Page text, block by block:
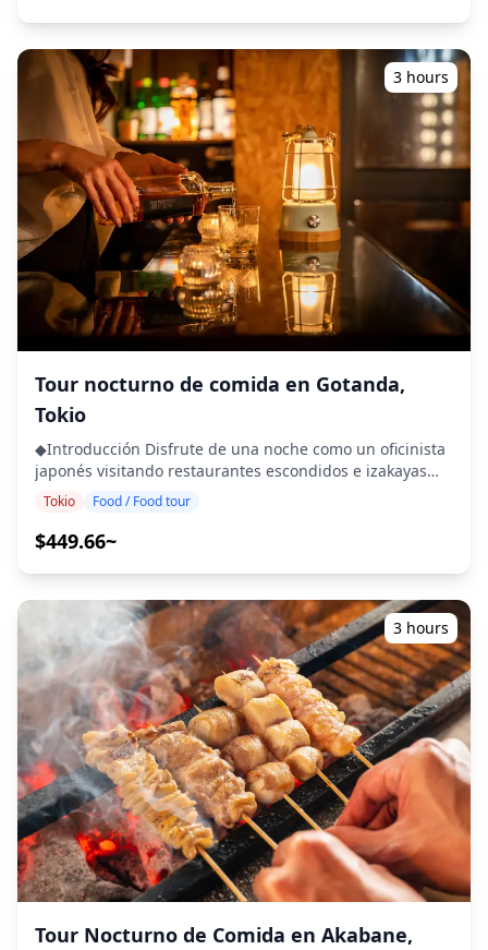
accesibles para sillas de ruedas y cochecitos disponibles
- Perfecto para viajeros solos, parejas, familias o grupos
**Información importante:** - La llegada tardía puede
reducir el tiempo de rodaje y la cantidad de entrega de
fotos - Los huéspedes cubren las tarifas de entrada para
los lugares de pago elegidos como lugares de fotografía
- Fotos entregadas dentro de una semana de la sesión -
Opción de reservar ahora y pagar después disponible
con cancelación gratuita hasta 24 horas antes
¡Permítanos capturar sus recuerdos de Tokio con la
comodidad del transporte guiado y la experiencia
fotográfica profesional! ![]
(https://assets.hldycdn.com/experiences/
![]
(https://assets.hldycdn.com/experiences/
![]
(https://assets.hldycdn.com/experiences/
![]
(https://assets.hldycdn.com/experiences/
![]
(https://assets.hldycdn.com/experiences/
![]
(https://assets.hldycdn.com/experiences/
![]
![]
(https://assets.hldycdn.com/experiences/
(https://assets.hldycdn.com/experiences/
(https://assets.hldycdn.com/experiences/
lugares ideales tanto para video como para fotografía.
(¡Por favor, comparte tu ubicación preferida al hacer la
reserva!) Nuestras sesiones de grabación de video están
disponibles en cualquier lugar de Tokio y se pueden
reservar con hasta 3 días de anticipación. Nos
encargaremos de que un profesional que hable inglés,
chino o coreano garantice una comunicación fluida y
una experiencia cómoda. El paquete incluye un video de
3 a 5 minutos editado profesionalmente y
aproximadamente 50 archivos de fotos originales, todo
entregado en un plazo de 2 semanas. El video se editará
para que coincida con el estilo y el ambiente que
desees. ¡Permítenos ayudarte a preservar tus recuerdos
en Tokio con nuestros servicios dedicados de video y
fotografía! ◆ Información importante: ・Si llegas tarde a
la hora de encuentro programada, la duración de la
sesión y la cantidad de materiales entregados pueden
reducirse. ・Si se pronostica lluvia para el lugar de la
sesión 3 días antes de la fecha programada o si llueve
inesperadamente el día de la sesión, hay tres opciones
disponibles: (1) reprogramar la fecha y la hora, (2)
cambiar la ubicación o (3) cancelar la sesión. ![]
(https://assets.hldycdn.com/experiences/
![]
(https://assets.hldycdn.com/experiences/
![]
(https://assets.hldycdn.com/experiences/
(https://assets.hldycdn.com/experiences/
![]
(https://assets.hldycdn.com/experiences/
(https://assets.hldycdn.com/experiences/
![]
(https://assets.hldycdn.com/experiences/
![]
(https://assets.hldycdn.com/experiences/
![]
(https://assets.hldycdn.com/experiences/
3 hours
Tour nocturno de comida en Gotanda,
Tokio
◆Introducción Disfrute de una noche como un oficinista
japonés visitando restaurantes escondidos e izakayas
informales en el área de Gotanda en Tokio. Afloje su
es común disfrutar de comidas, bebidas y socializar. ¿Por
los amados platos japoneses como "okonomiyaki"
(panqueque salado), "hot pot", "sashimi" y "taiyaki"
(pastelería con forma de pez) con una cerveza fría?
Explore gemas locales ocultas y lugares históricos en
Gotanda mientras experimenta la atmósfera única de
esta vibrante área. ・Experimente exquisita comida
gourmet en las gemas ocultas de Gotanda ・Dé un
paseo por el área de Gotanda TOC ・Pruebe platos
locales y sake en bares populares e izakayas ・Aprenda
sobre los antecedentes históricos y curiosidades de un
guía local ◆Incluido ・5 paradas de comida con comida
local y de temporada ・Una bebida incluida ・Guía
turístico ◆No incluido ・Recogida y regreso al hotel ・
Propinas ・Gastos de transporte ・Bebidas o comida
adicionales ◆Itinerario ・Punto de encuentro: Salida
oeste de la estación de Gotanda El guía proporcionará
una breve introducción a Gotanda y facilitará las
Tokio Food / Food tour
$449.66~
3 hours
Tour Nocturno de Comida en Akabane,